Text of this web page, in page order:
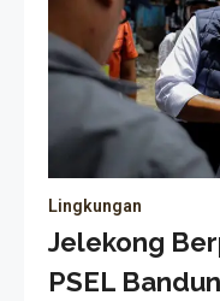
Lingkungan
Jelekong
PSEL